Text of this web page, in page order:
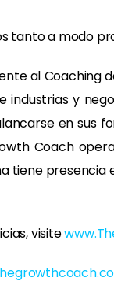
tanto a modo
al Coaching
y
en sus
Coach
tiene presencia
visite